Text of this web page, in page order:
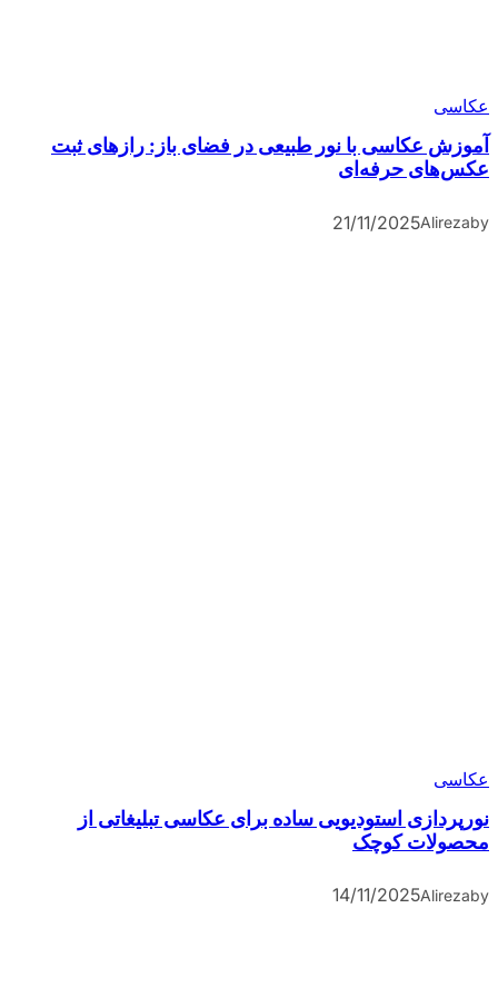
عکاسی
آموزش عکاسی با نور طبیعی در فضای باز: رازهای ثبت
عکس‌های حرفه‌ای
by
Alireza
21/11/2025
عکاسی
نورپردازی استودیویی ساده برای عکاسی تبلیغاتی از
محصولات کوچک
by
Alireza
14/11/2025